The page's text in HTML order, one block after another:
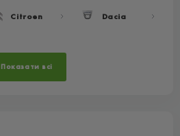
Citroen Dacia
Показати всі